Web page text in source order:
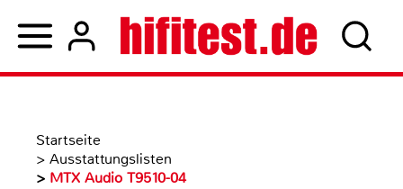
Startseite
> Ausstattungslisten
> MTX Audio T9510-04